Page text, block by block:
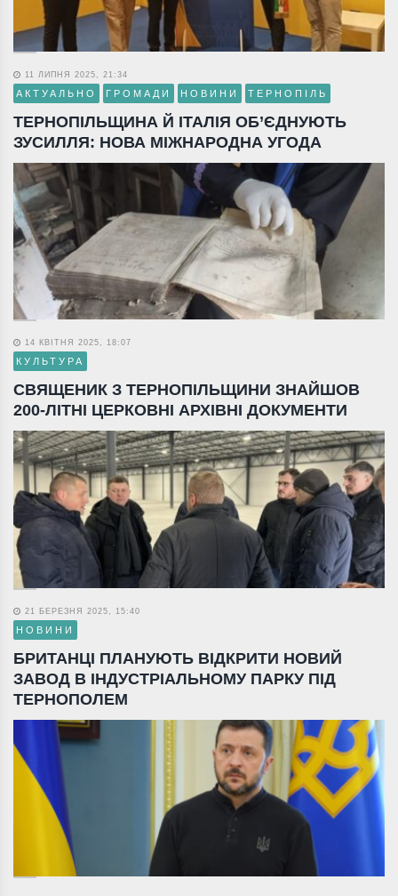
11 ЛИПНЯ 2025, 21:34
АКТУАЛЬНО ГРОМАДИ НОВИНИ ТЕРНОПІЛЬ
ТЕРНОПІЛЬЩИНА Й ІТАЛІЯ ОБ’ЄДНУЮТЬ
ЗУСИЛЛЯ: НОВА МІЖНАРОДНА УГОДА
14 КВІТНЯ 2025, 18:07
КУЛЬТУРА
СВЯЩЕНИК З ТЕРНОПІЛЬЩИНИ ЗНАЙШОВ
200-ЛІТНІ ЦЕРКОВНІ АРХІВНІ ДОКУМЕНТИ
21 БЕРЕЗНЯ 2025, 15:40
НОВИНИ
БРИТАНЦІ ПЛАНУЮТЬ ВІДКРИТИ НОВИЙ
ЗАВОД В ІНДУСТРІАЛЬНОМУ ПАРКУ ПІД
ТЕРНОПОЛЕМ